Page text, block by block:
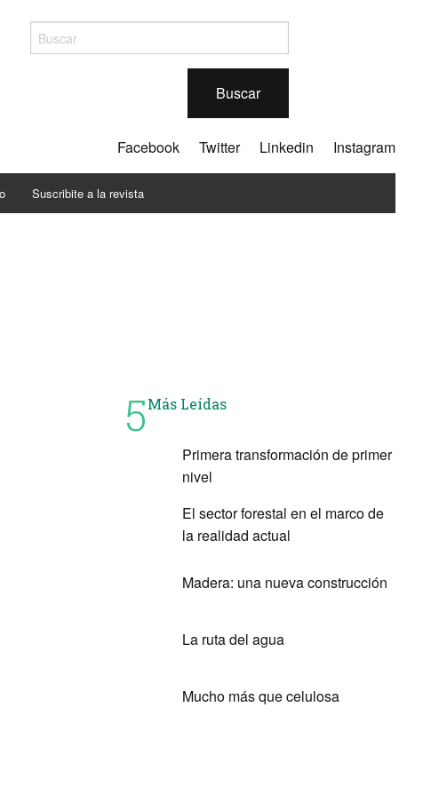
Buscar
Facebook Twitter Linkedin Instagram
Suscribite a la revista
5Más Leídas
Primera transformación de primer
nivel
El sector forestal en el marco de
la realidad actual
Madera: una nueva construcción
La ruta del agua
Mucho más que celulosa